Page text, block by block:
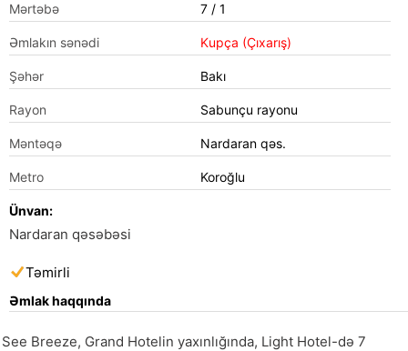
Mərtəbə 7 / 1
Əmlakın sənədi Kupça (Çıxarış)
Şəhər Bakı
Rayon Sabunçu rayonu
Məntəqə Nardaran qəs.
Metro Koroğlu
Ünvan:
Nardaran qəsəbəsi
Təmirli
Əmlak haqqında
See Breeze, Grand Hotelin yaxınlığında, Light Hotel-də 7